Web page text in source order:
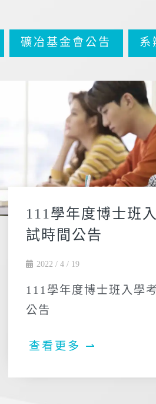
礦冶基金會公告 系
111學年度博士班
試時間公告
2022 / 4 / 19
111學年度博士班入學
公告
查看更多 ⇀